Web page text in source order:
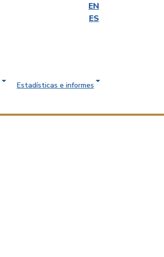
EN
ES
Estadísticas e informes